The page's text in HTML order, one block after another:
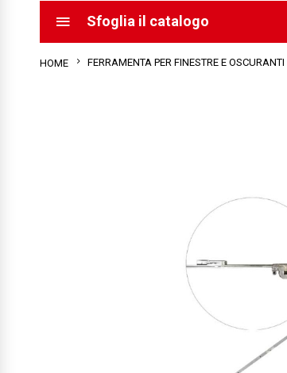
Sfoglia il catalogo
HOME FERRAMENTA PER FINESTRE E OSCURANTI